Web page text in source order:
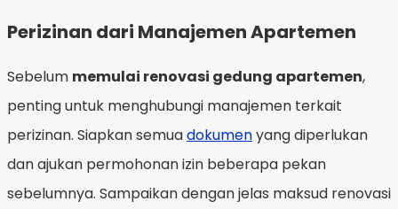
Perizinan dari Manajemen Apartemen
Sebelum memulai renovasi gedung apartemen,
penting untuk menghubungi manajemen terkait
perizinan. Siapkan semuadokumenyang diperlukan
dan ajukan permohonan izin beberapa pekan
sebelumnya. Sampaikan dengan jelas maksud renovasi